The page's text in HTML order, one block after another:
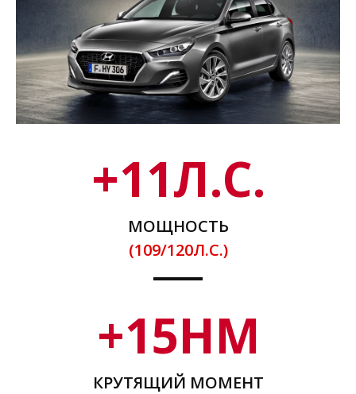
+11Л.С.
МОЩНОСТЬ
(109/120Л.С.)
+15НМ
КРУТЯЩИЙ МОМЕНТ